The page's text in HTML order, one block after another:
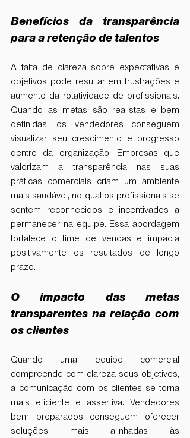
Benefícios da transparência
para a retenção de talentos
A falta de clareza sobre expectativas e
objetivos pode resultar em frustrações e
aumento da rotatividade de profissionais.
Quando as metas são realistas e bem
definidas, os vendedores conseguem
visualizar seu crescimento e progresso
dentro da organização. Empresas que
valorizam a transparência nas suas
práticas comerciais criam um ambiente
mais saudável, no qual os profissionais se
sentem reconhecidos e incentivados a
permanecer na equipe. Essa abordagem
fortalece o time de vendas e impacta
positivamente os resultados de longo
prazo.
O impacto das metas
transparentes na relação com
os clientes
Quando uma equipe comercial
compreende com clareza seus objetivos,
a comunicação com os clientes se torna
mais eficiente e assertiva. Vendedores
bem preparados conseguem oferecer
soluções mais alinhadas às